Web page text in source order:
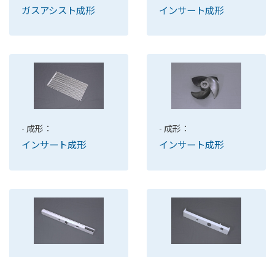
ガスアシスト成形 インサート成形
- 成形：
インサート成形
- 成形：
インサート成形